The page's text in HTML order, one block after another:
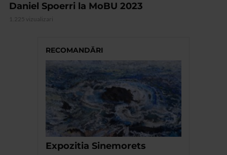
Daniel Spoerri la MoBU 2023
1.225 vizualizari
RECOMANDĂRI
Expozitia Sinemorets